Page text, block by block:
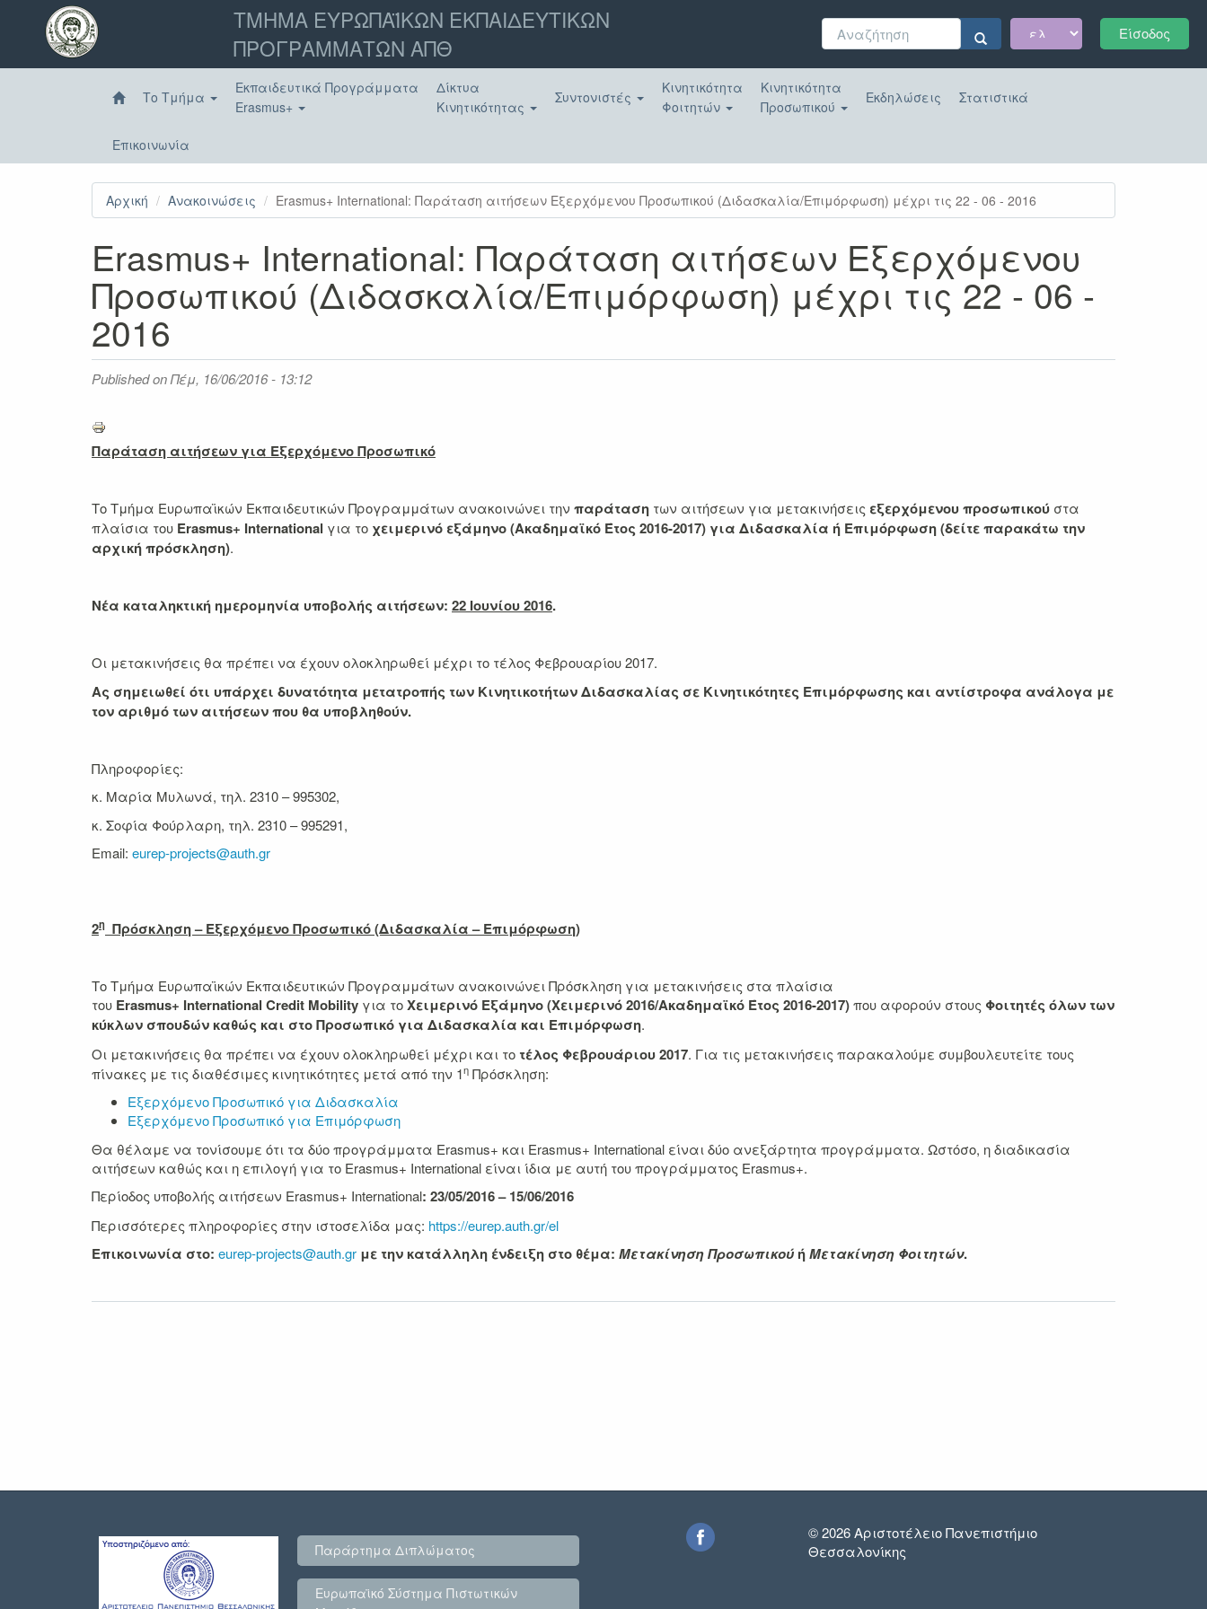
Παράκαμψη
κυρίως
Είσοδος
ΤΜΗΜΑ ΕΥΡΩΠΑΪΚΩΝ ΕΚΠΑΙΔΕΥΤΙΚΩΝ
ΠΡΟΓΡΑΜΜΑΤΩΝ ΑΠΘ
Φόρμα
αναζήτησης
Αναζήτηση
Το Τμήμα
Εκπαιδευτικά Προγράμματα
Erasmus+
Δίκτυα
Κινητικότητας
Συντονιστές
Κινητικότητα
Φοιτητών
Κινητικότητα
Προσωπικού
Εκδηλώσεις Στατιστικά
Επικοινωνία
Αρχική Ανακοινώσεις Εrasmus+ International: Παράταση αιτήσεων Εξερχόμενου Προσωπικού (Διδασκαλία/Επιμόρφωση) μέχρι τις 22 - 06 - 2016
Εrasmus+ International: Παράταση αιτήσεων Εξερχόμενου
Προσωπικού (Διδασκαλία/Επιμόρφωση) μέχρι τις 22 - 06 -
2016
Published onΠέμ, 16/06/2016 - 13:12
Παράταση αιτήσεων για Εξερχόμενο Προσωπικό
Το Τμήμα Ευρωπαϊκών Εκπαιδευτικών Προγραμμάτων ανακοινώνει την παράταση των αιτήσεων για μετακινήσεις εξερχόμενου προσωπικού στα
πλαίσια του Erasmus+ International για το χειμερινό εξάμηνο (Ακαδημαϊκό Έτος 2016-2017) για Διδασκαλία ή Επιμόρφωση(δείτε παρακάτω την
αρχική πρόσκληση).
Νέα καταληκτική ημερομηνία υποβολής αιτήσεων: 22 Ιουνίου 2016.
Οι μετακινήσεις θα πρέπει να έχουν ολοκληρωθεί μέχρι το τέλος Φεβρουαρίου 2017.
Ας σημειωθεί ότι υπάρχει δυνατότητα μετατροπής των Κινητικοτήτων Διδασκαλίας σε Κινητικότητες Επιμόρφωσης και αντίστροφα ανάλογα με
τον αριθμό των αιτήσεων που θα υποβληθούν.
Πληροφορίες:
κ. Μαρία Μυλωνά, τηλ. 2310 – 995302,
κ. Σοφία Φούρλαρη, τηλ. 2310 – 995291,
Εmail: eurep-projects@auth.gr
2η Πρόσκληση – Εξερχόμενο Προσωπικό (Διδασκαλία – Επιμόρφωση)
Tο Τμήμα Ευρωπαϊκών Εκπαιδευτικών Προγραμμάτων ανακοινώνει Πρόσκληση για μετακινήσεις στα πλαίσια
του Erasmus+ International Credit Mοbility για τοΧειμερινό Εξάμηνο (Χειμερινό 2016/Ακαδημαϊκό Έτος 2016-2017)που αφορούν στους Φοιτητές όλων των
κύκλων σπουδών καθώς και στο Προσωπικό για Διδασκαλία και Επιμόρφωση.
Οι μετακινήσεις θα πρέπει να έχουν ολοκληρωθεί μέχρι και το τέλος Φεβρουάριου 2017. Για τις μετακινήσεις παρακαλούμε συμβουλευτείτε τους
πίνακες με τις διαθέσιμες κινητικότητες μετά από την 1η Πρόσκληση:
Εξερχόμενο Προσωπικό για Διδασκαλία
Εξερχόμενο Προσωπικό για Επιμόρφωση
Θα θέλαμε να τονίσουμε ότι τα δύο προγράμματα Erasmus+ και Erasmus+ International είναι δύο ανεξάρτητα προγράμματα. Ωστόσο, η διαδικασία
αιτήσεων καθώς και η επιλογή για το Erasmus+ International είναι ίδια με αυτή του προγράμματος Erasmus+.
Περίοδος υποβολής αιτήσεων Erasmus+ International: 23/05/2016 – 15/06/2016
Περισσότερες πληροφορίες στην ιστοσελίδα μας: https://eurep.auth.gr/el
Επικοινωνία στο: eurep-projects@auth.gr με την κατάλληλη ένδειξη στο θέμα: Μετακίνηση Προσωπικού ήΜετακίνηση Φοιτητών.
Παράρτημα Διπλώματος
Ευρωπαϊκό Σύστημα Πιστωτικών
© 2026 Αριστοτέλειο Πανεπιστήμιο
Θεσσαλονίκης